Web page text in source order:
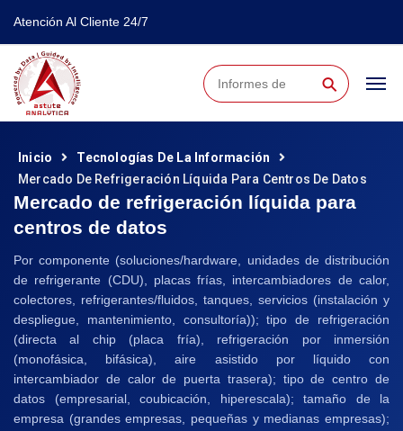
Atención Al Cliente 24/7
⚲
Inicio
Tecnologías De La Información
Mercado De Refrigeración Líquida Para Centros De Datos
Mercado de refrigeración líquida para
centros de datos
Por componente (soluciones/hardware, unidades de distribución
de refrigerante (CDU), placas frías, intercambiadores de calor,
colectores, refrigerantes/fluidos, tanques, servicios (instalación y
despliegue, mantenimiento, consultoría)); tipo de refrigeración
(directa al chip (placa fría), refrigeración por inmersión
(monofásica, bifásica), aire asistido por líquido con
intercambiador de calor de puerta trasera); tipo de centro de
datos (empresarial, coubicación, hiperescala); tamaño de la
empresa (grandes empresas, pequeñas y medianas empresas);